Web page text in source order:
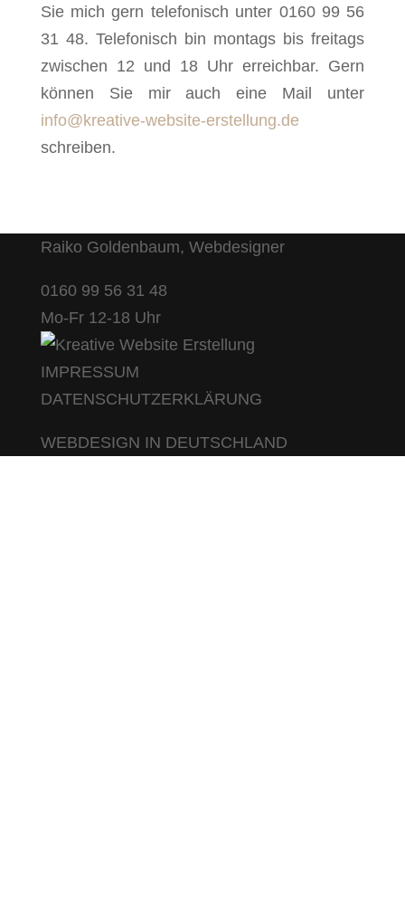
Sie mich gern telefonisch unter 0160 99 56
31 48. Telefonisch bin montags bis freitags
zwischen 12 und 18 Uhr erreichbar. Gern
können Sie mir auch eine Mail unter
info@kreative-website-erstellung.de
schreiben.
Raiko Goldenbaum, Webdesigner
0160 99 56 31 48
Mo-Fr 12-18 Uhr
IMPRESSUM
DATENSCHUTZERKLÄRUNG
WEBDESIGN IN DEUTSCHLAND